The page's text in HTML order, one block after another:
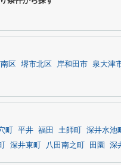
区 堺市北区 岸和田市 泉大津
町 平井 福田 土師町 深井水池町
深井東町 八田南之町 田園 深